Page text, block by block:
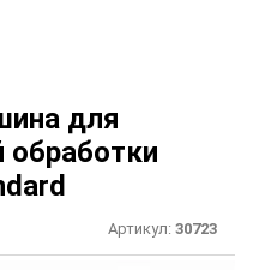
для
обработки
Артикул: 30723